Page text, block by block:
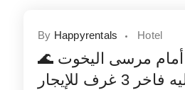
By Happyrentals Hotel
🌊 إقامة ساحرة أمام مرسى اليخوت
مباشر | شاليه فاخر 3 غرف للإيجار